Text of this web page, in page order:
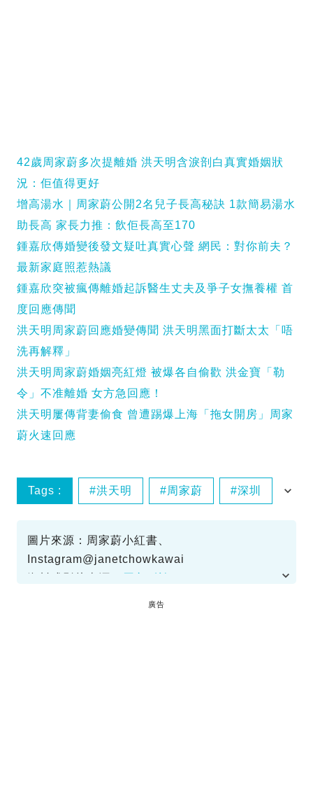
42歲周家蔚多次提離婚 洪天明含淚剖白真實婚姻狀
況：佢值得更好
增高湯水｜周家蔚公開2名兒子長高秘訣 1款簡易湯水
助長高 家長力推：飲佢長高至170
鍾嘉欣傳婚變後發文疑吐真實心聲 網民：對你前夫？
最新家庭照惹熱議
鍾嘉欣突被瘋傳離婚起訴醫生丈夫及爭子女撫養權 首
度回應傳聞
洪天明周家蔚回應婚變傳聞 洪天明黑面打斷太太「唔
洗再解釋」
洪天明周家蔚婚姻亮紅燈 被爆各自偷歡 洪金寶「勒
令」不准離婚 女方急回應！
洪天明屢傳背妻偷食 曾遭踢爆上海「拖女開房」周家
蔚火速回應
Tags : 洪天明 周家蔚 深圳
圖片來源：周家蔚小紅書、
Instagram@janetchowkawai
廣告